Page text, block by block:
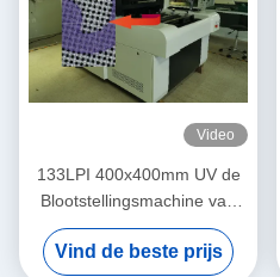
Video
133LPI 400x400mm UV de
Blootstellingsmachine van
PCB voor Textieldruk
Vind de beste prijs